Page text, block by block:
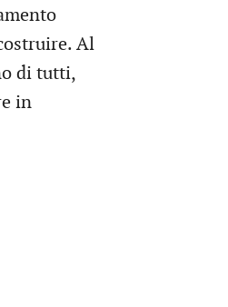
Al
di tutti,
in